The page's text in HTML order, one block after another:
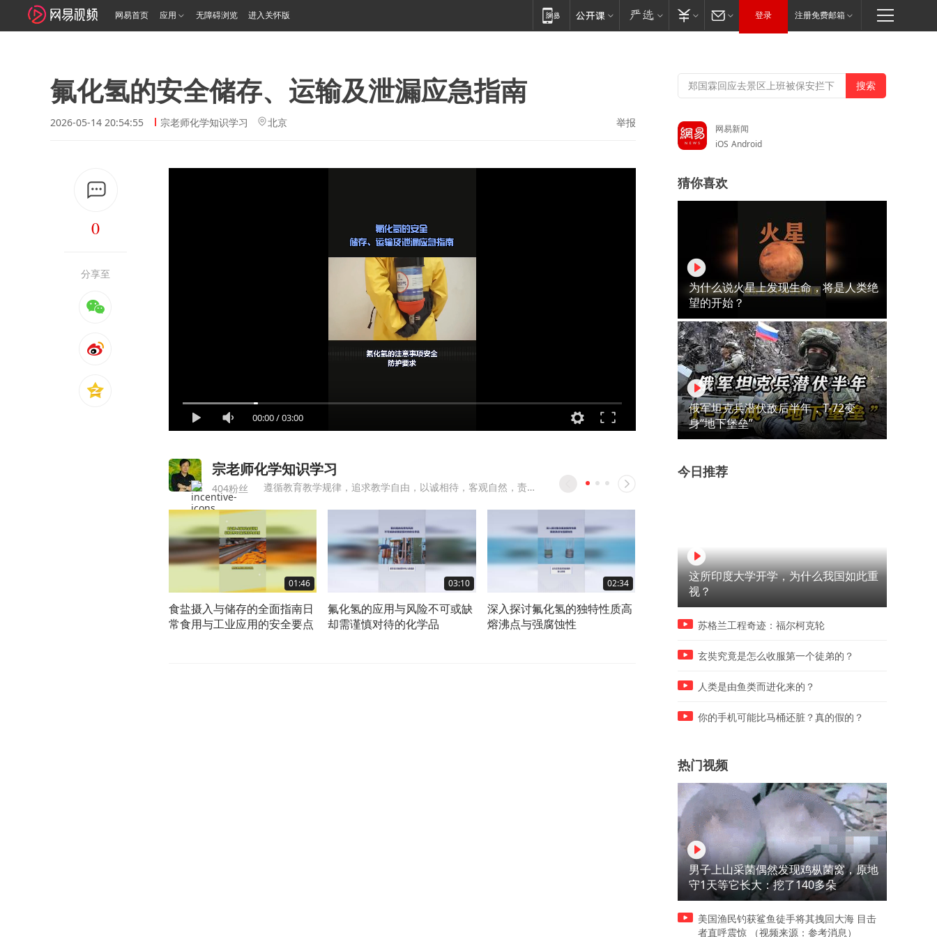
网易首页 应用 无障碍浏览 进入关怀版 登录 注册免费邮箱
氟化氢的安全储存、运输及泄漏应急指南
2026-05-14 20:54:55 宗老师化学知识学习 北京 举报
0
分享至
00:00/03:00
宗老师化学知识学习
404粉丝 遵循教育教学规律，追求教学自由，以诚相待，客观自然，责任担当，提高进步
01:46
食盐摄入与储存的全面指南日
常食用与工业应用的安全要点
03:10
氟化氢的应用与风险不可或缺
却需谨慎对待的化学品
02:34
深入探讨氟化氢的独特性质高
熔沸点与强腐蚀性
02:38
平衡的艺术：解读氯化钠在健
康与工业中的关键作用
食盐的科学使用：健康、环
与未来发展趋势的全面解析
网易新闻
iOS Android
猜你喜欢
为什么说火星上发现生命，将是人类绝
望的开始？
俄军坦克兵潜伏敌后半年，T-72变
身“地下堡垒”
今日推荐
这所印度大学开学，为什么我国如此重
视？
苏格兰工程奇迹：福尔柯克轮
玄奘究竟是怎么收服第一个徒弟的？
人类是由鱼类而进化来的？
你的手机可能比马桶还脏？真的假的？
热门视频
男子上山采菌偶然发现鸡枞菌窝，原地
守1天等它长大：挖了140多朵
美国渔民钓获鲨鱼徒手将其拽回大海 目击
者直呼震惊 （视频来源：参考消息）